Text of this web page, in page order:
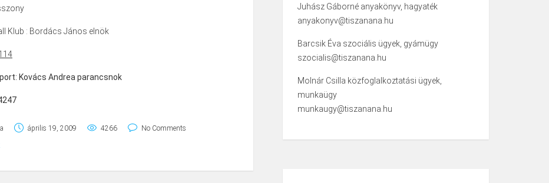
Klub : Bordács János elnök
Kovács Andrea parancsnok
április 19, 2009 4266 No Comments
Juhász Gáborné anyakönyv, hagyaték
anyakonyv@tiszanana.hu
Barcsik Éva szociális ügyek, gyámügy
szocialis@tiszanana.hu
Molnár Csilla közfoglalkoztatási ügyek,
munkaügy
munkaugy@tiszanana.hu